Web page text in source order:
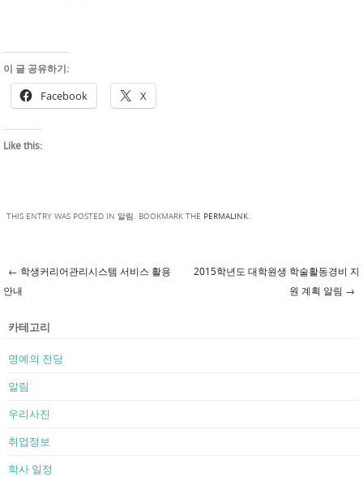
이 글 공유하기:
Facebook X
Like this:
THIS ENTRY WAS POSTED IN 알림. BOOKMARK THE PERMALINK.
Post navigation
← 학생커리어관리시스템 서비스 활용
안내
2015학년도 대학원생 학술활동경비 지
원 계획 알림 →
카테고리
명예의 전당
알림
우리사진
취업정보
학사 일정